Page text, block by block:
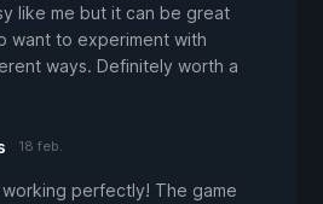
like me but it can be great
want to experiment with
ways. Definitely worth a
18 feb.
working perfectly! The game